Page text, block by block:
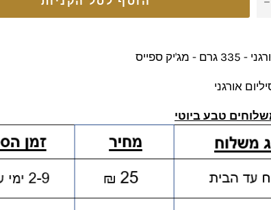
מג'יק ספייס
אורגני
טבע ביוטי